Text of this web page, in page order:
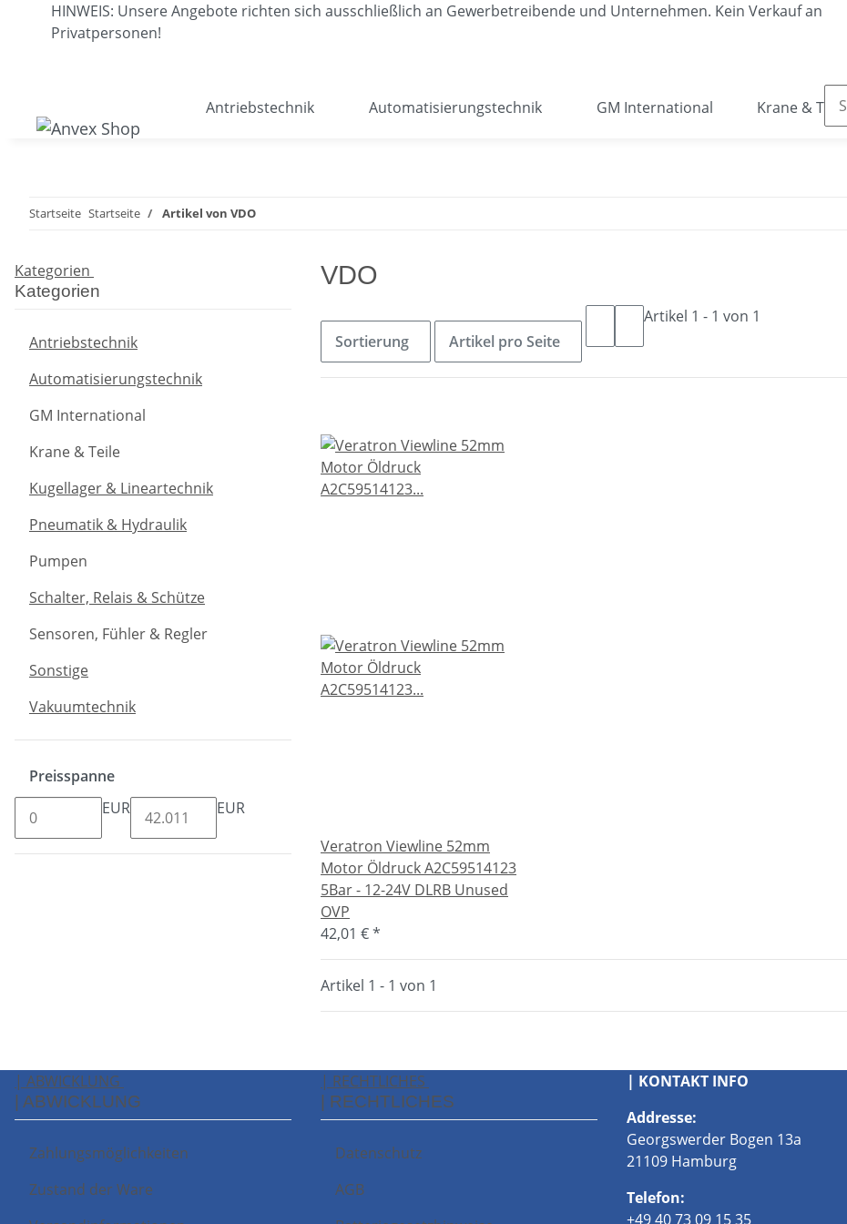
HINWEIS: Unsere Angebote richten sich ausschließlich an Gewerbetreibende und Unternehmen. Kein Verkauf an
Privatpersonen!
Antriebstechnik Automatisierungstechnik GM International Krane & Teile
Startseite Startseite Artikel von VDO
VDO
Sortierung Artikel pro Seite
Artikel 1 - 1 von 1
Veratron Viewline 52mm
Motor Öldruck A2C59514123
5Bar - 12-24V DLRB Unused
OVP
42,01 €*
Artikel 1 - 1 von 1
Kategorien
Kategorien
Antriebstechnik
Automatisierungstechnik
GM International
Krane & Teile
Kugellager & Lineartechnik
Pneumatik & Hydraulik
Pumpen
Schalter, Relais & Schütze
Sensoren, Fühler & Regler
Sonstige
Vakuumtechnik
Preisspanne
EUR
EUR
| ABWICKLUNG
| ABWICKLUNG
Zahlungsmöglichkeiten
Zustand der Ware
| RECHTLICHES
| RECHTLICHES
Datenschutz
AGB
| KONTAKT INFO
Addresse:
Georgswerder Bogen 13a
21109 Hamburg
Telefon:
+49 40 73 09 15 35